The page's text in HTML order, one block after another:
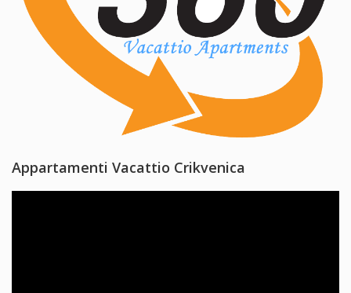
Appartamenti Vacattio Crikvenica